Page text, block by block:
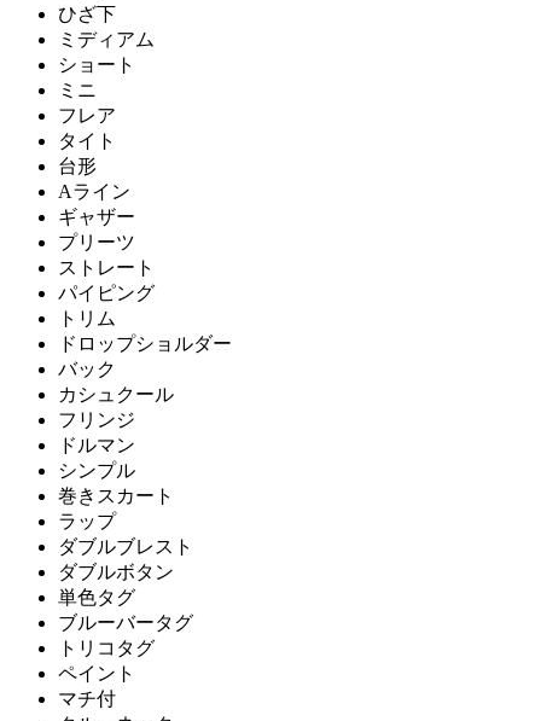
ひざ下
ミディアム
ショート
ミニ
フレア
タイト
台形
Aライン
ギャザー
プリーツ
ストレート
パイピング
トリム
ドロップショルダー
バック
カシュクール
フリンジ
ドルマン
シンプル
巻きスカート
ラップ
ダブルブレスト
ダブルボタン
単色タグ
ブルーバータグ
トリコタグ
ペイント
マチ付